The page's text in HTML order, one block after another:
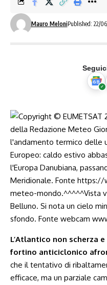
Mauro MeloniPublished: 22/
L’Atlantico non scherza
fortino anticiclonico
che il tentativo di
efficace, ma un parziale